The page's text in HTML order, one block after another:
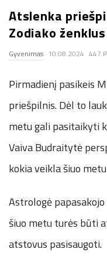
.
c
o
.
u
k
Atslenka
Zodiako ženklus
Gyvenimas 10.08.2024 447
Pirmadienį pasikeis
priešpilnis. Dėl to
metu gali pasitaikyti
Vaiva Budraitytė
kokia veikla šiuo
Astrologė
šiuo metu turės būti
atstovus pasisaugoti.